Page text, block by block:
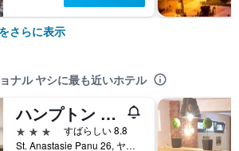
さらに表示
ナル ヤシに最も近いホテル
ハンプトン バイ ヒルトン ヤシ
3つ星
すばらしい 8.8
St. Anastasie Panu 26, ヤシ, ルーマニア